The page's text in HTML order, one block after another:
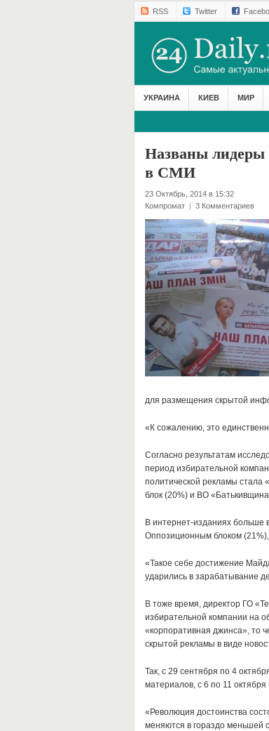
RSS Twitter
УКРАИНА КИЕВ МИР
Названы
в СМИ
23 Октябрь, 2014 в 15:32
Компромат
| 3 Комментариев
для размещения скрытой
«К сожалению, это
Согласно результатам
период избирательной
политической рекламы стала
блок (20%) и ВО
В интернет-изданиях больше
Оппозиционным блоком
«Такое себе достижение
ударились в зарабатывание
В тоже время, директор ГО
избирательной компании на
«корпоративная джинса», то
скрытой рекламы в виде
Так, с 29 сентября по 4
материалов, с 6 по 11
«Революция достоинства
меняются в гораздо меньшей